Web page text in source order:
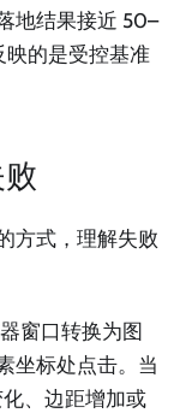
地结果接近 50–
的是受控基准
方式，理解失败
窗口转换为图
坐标处点击。当
、边距增加或